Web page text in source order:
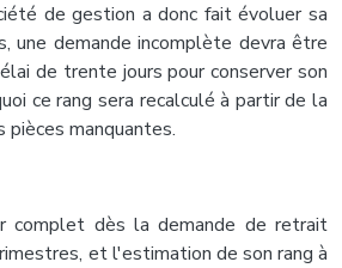
de gestion a donc fait évoluer sa
une demande incomplète devra être
de trente jours pour conserver son
ce rang sera recalculé à partir de la
manquantes.
complet dès la demande de retrait
et l'estimation de son rang à